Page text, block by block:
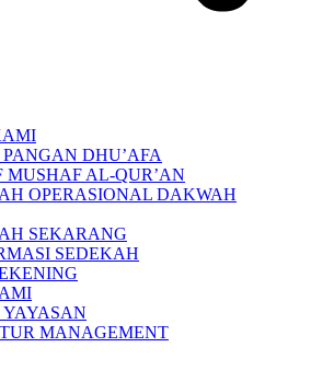
DHU’AFA
MUSHAF AL-QUR’AN
OPERASIONAL DAKWAH
SEKARANG
SEDEKAH
YAYASAN
MANAGEMENT